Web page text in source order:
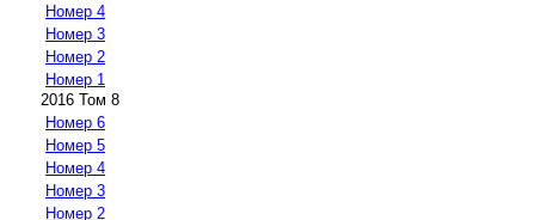
Номер 4
Номер 3
Номер 2
Номер 1
2016 Том 8
Номер 6
Номер 5
Номер 4
Номер 3
Номер 2